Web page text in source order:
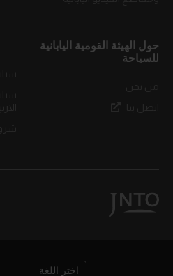
حول الهيئة القومية اليابانية
للسياحة